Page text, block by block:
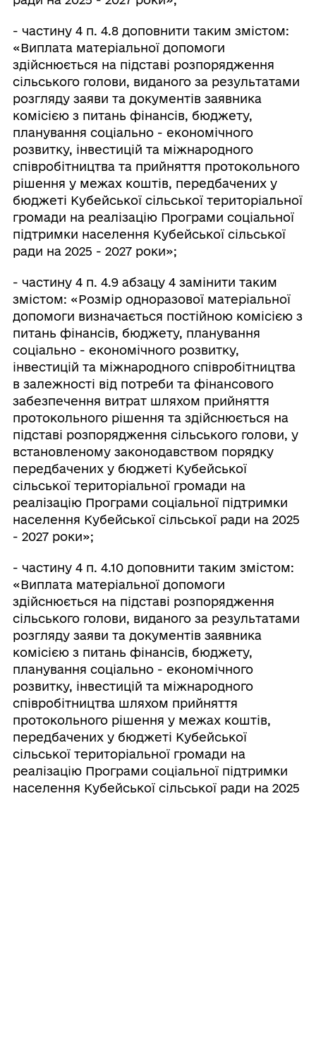
- частину 4 п. 4.8 доповнити таким змістом:
«Виплата матеріальної допомоги
здійснюється на підставі розпорядження
сільського голови, виданого за результатами
розгляду заяви та документів заявника
комісією з питань фінансів, бюджету,
планування соціально - економічного
розвитку, інвестицій та міжнародного
співробітництва та прийняття протокольного
рішення у межах коштів, передбачених у
бюджеті Кубейської сільської територіальної
громади на реалізацію Програми соціальної
підтримки населення Кубейської сільської
ради на 2025 - 2027 роки»;
- частину 4 п. 4.9 абзацу 4 замінити таким
змістом: «Розмір одноразової матеріальної
допомоги визначається постійною комісією з
питань фінансів, бюджету, планування
соціально - економічного розвитку,
інвестицій та міжнародного співробітництва
в залежності від потреби та фінансового
забезпечення витрат шляхом прийняття
протокольного рішення та здійснюється на
підставі розпорядження сільського голови, у
встановленому законодавством порядку
передбачених у бюджеті Кубейської
сільської територіальної громади на
реалізацію Програми соціальної підтримки
населення Кубейської сільської ради на 2025
- 2027 роки»;
- частину 4 п. 4.10 доповнити таким змістом:
«Виплата матеріальної допомоги
здійснюється на підставі розпорядження
сільського голови, виданого за результатами
розгляду заяви та документів заявника
комісією з питань фінансів, бюджету,
планування соціально - економічного
розвитку, інвестицій та міжнародного
співробітництва шляхом прийняття
протокольного рішення у межах коштів,
передбачених у бюджеті Кубейської
сільської територіальної громади на
реалізацію Програми соціальної підтримки
населення Кубейської сільської ради на 2025